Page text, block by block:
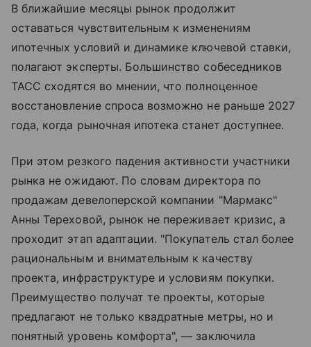
В ближайшие месяцы рынок продолжит
оставаться чувствительным к изменениям
ипотечных условий и динамике ключевой ставки,
полагают эксперты. Большинство собеседников
ТАСС сходятся во мнении, что полноценное
восстановление спроса возможно не раньше 2027
года, когда рыночная ипотека станет доступнее.
При этом резкого падения активности участники
рынка не ожидают. По словам директора по
продажам девелоперской компании "Мармакс"
Анны Тереховой, рынок не переживает кризис, а
проходит этап адаптации. "Покупатель стал более
рациональным и внимательным к качеству
проекта, инфраструктуре и условиям покупки.
Преимущество получат те проекты, которые
предлагают не только квадратные метры, но и
понятный уровень комфорта", — заключила